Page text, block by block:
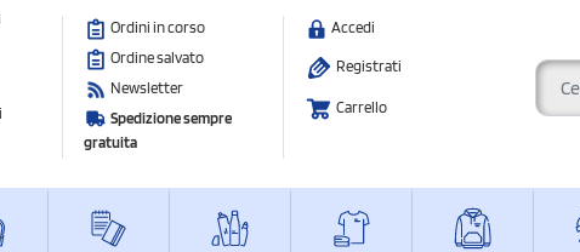
Ordini in corso
Ordine salvato
Newsletter
Spedizione sempre
gratuita
Accedi
Registrati
Carrello